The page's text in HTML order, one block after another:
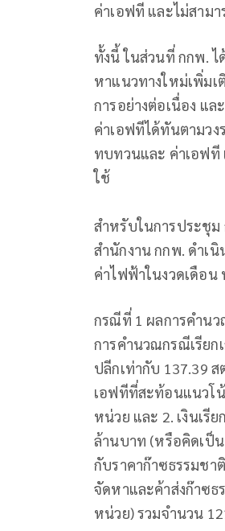
ค่าเอฟที และไม่สาม
ทั้งนี้ ในส่วนที่ กกพ.
หาแนวทางใหม่เพิ่ม
การอย่างต่อเนื่อง แ
ค่าเอฟทีได้ทันตามว
ทบทวนและ ค่าเอฟที
ใช้
สำหรับในการประชุ
สำนักงาน กกพ. ดำเ
ค่าไฟฟ้าในงวดเดือน
กรณีที่ 1 ผลการคำน
การคำนวณกรณีเรียก
ปลีกเท่ากับ 137.39
เอฟทีที่สะท้อนแนวโ
หน่วย และ 2. เงินเรี
ล้านบาท (หรือคิดเป็น
กับราคาก๊าซธรรมชา
จัดหาและค้าส่งก๊าซธ
หน่วย) รวมจำนวน